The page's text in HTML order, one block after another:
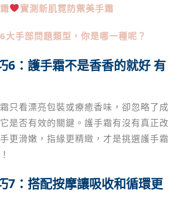
實測新肌霓防禦美手霜
手部問題類型，你是哪一種呢？
6：護手霜不是香香的就好 有
只看漂亮包裝或療癒香味，卻忽略了成
是否有效的關鍵。護手霜有沒有真正改
更滑嫩，指緣更精緻，才是挑選護手霜
7：搭配按摩讓吸收和循環更